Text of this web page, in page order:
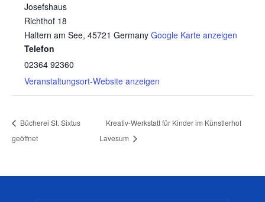
Josefshaus
Richthof 18
Haltern am See, 45721 Germany Google Karte anzeigen
Telefon
02364 92360
Veranstaltungsort-Website anzeigen
Bücherei St. Sixtus
geöffnet
Kreativ-Werkstatt für Kinder im Künstlerhof
Lavesum